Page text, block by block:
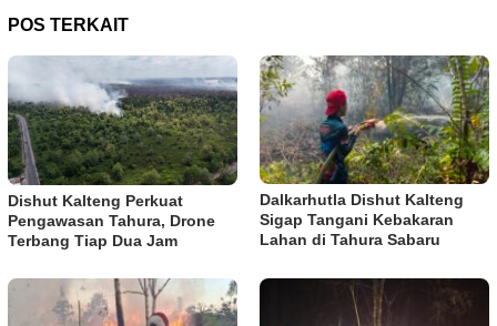
POS TERKAIT
Dishut Kalteng Perkuat
Pengawasan Tahura, Drone
Terbang Tiap Dua Jam
Dalkarhutla Dishut Kalteng
Sigap Tangani Kebakaran
Lahan di Tahura Sabaru